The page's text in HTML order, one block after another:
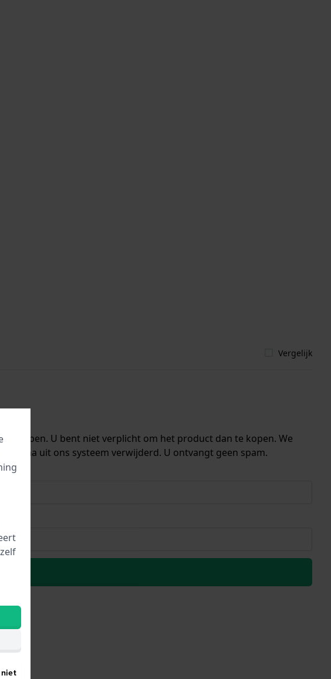
Vergelijk
hebben. U bent niet verplicht om het product dan te kopen. We
uit ons systeem verwijderd. U ontvangt geen spam.